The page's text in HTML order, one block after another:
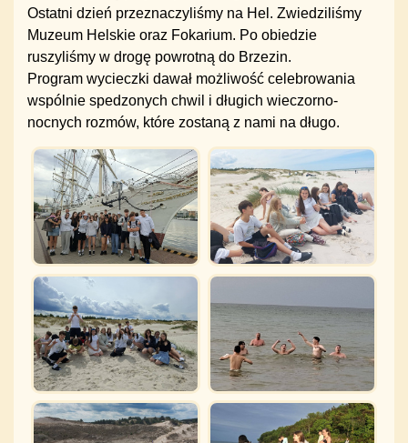
Ostatni dzień przeznaczyliśmy na Hel. Zwiedziliśmy
Muzeum Helskie oraz Fokarium. Po obiedzie
ruszyliśmy w drogę powrotną do Brzezin.
Program wycieczki dawał możliwość celebrowania
wspólnie spedzonych chwil i długich wieczorno-
nocnych rozmów, które zostaną z nami na długo.